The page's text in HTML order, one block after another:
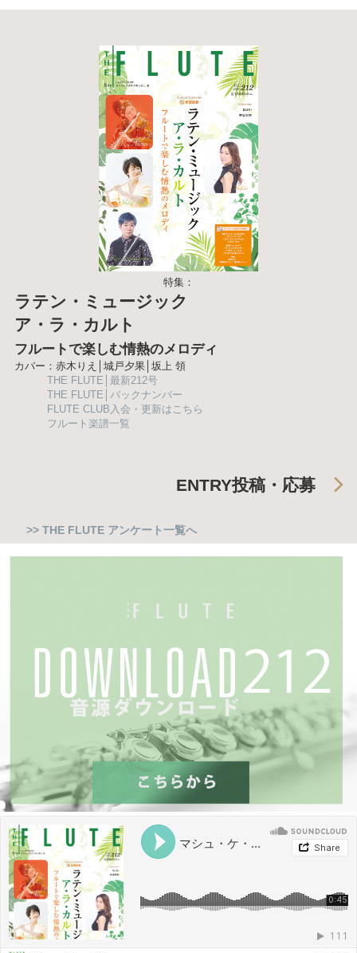
特集：
ラテン・ミュージック
ア・ラ・カルト
フルートで楽しむ情熱のメロディ
カバー：赤木りえ│城戸夕果│坂上 領
THE FLUTE│最新212号
THE FLUTE│バックナンバー
FLUTE CLUB入会・更新はこちら
フルート楽譜一覧
ENTRY投稿・応募
>> THE FLUTE アンケート一覧へ